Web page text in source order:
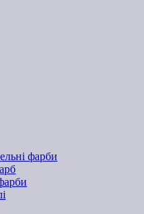
фарби